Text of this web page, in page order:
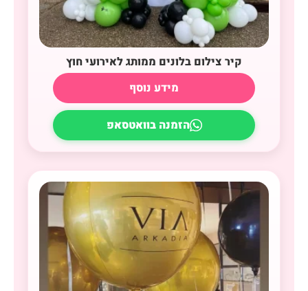
קיר צילום בלונים ממותג לאירועי חוץ
מידע נוסף
הזמנה בוואטסאפ